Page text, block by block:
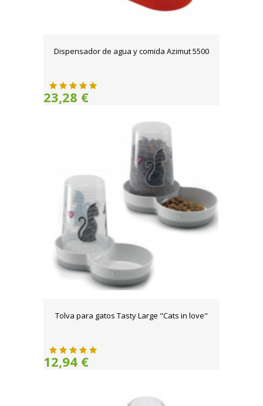
Dispensador de agua y comida Azimut 5500
23,28 €
Tolva para gatos Tasty Large "Cats in love"
12,94 €